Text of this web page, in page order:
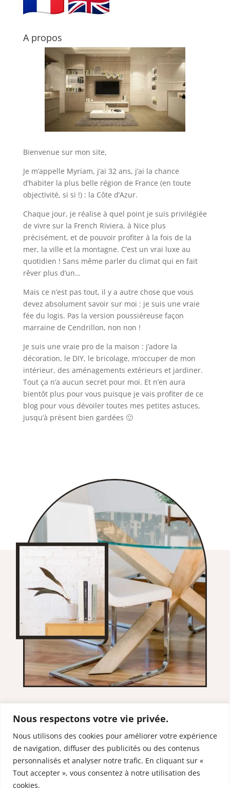
Nous respectons votre vie privée.
Nous utilisons des cookies pour améliorer votre expérience
de navigation, diffuser des publicités ou des contenus
personnalisés et analyser notre trafic. En cliquant sur «
Tout accepter », vous consentez à notre utilisation des
cookies.
A propos
Bienvenue sur mon site,
Je m’appelle Myriam, j’ai 32 ans, j’ai la chance
d’habiter la plus belle région de France (en toute
objectivité, si si !) : la Côte d’Azur.
Chaque jour, je réalise à quel point je suis privilégiée
de vivre sur la French Riviera, à Nice plus
précisément, et de pouvoir profiter à la fois de la
mer, la ville et la montagne. C’est un vrai luxe au
quotidien ! Sans même parler du climat qui en fait
rêver plus d’un…
Mais ce n’est pas tout, il y a autre chose que vous
devez absolument savoir sur moi : je suis une vraie
fée du logis. Pas la version poussiéreuse façon
marraine de Cendrillon, non non !
Je suis une vraie pro de la maison : j’adore la
décoration, le DIY, le bricolage, m’occuper de mon
intérieur, des aménagements extérieurs et jardiner.
Tout ça n’a aucun secret pour moi. Et n’en aura
bientôt plus pour vous puisque je vais profiter de ce
blog pour vous dévoiler toutes mes petites astuces,
jusqu’à présent bien gardées 🙂
RESTONS EN
CONTACT